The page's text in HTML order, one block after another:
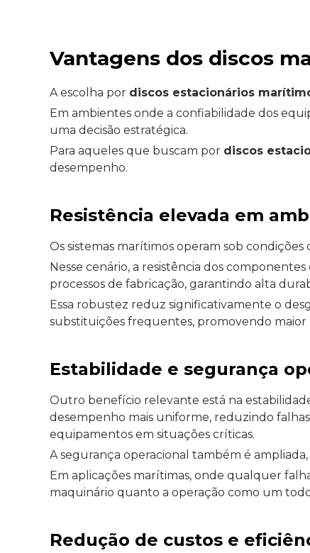
Vantagens dos discos
A escolha por discos estacionários
Em ambientes onde a confiabilidade dos
uma decisão estratégica.
Para aqueles que buscam por discos
desempenho.
Resistência elevada em
Os sistemas marítimos operam sob
Nesse cenário, a resistência dos
processos de fabricação, garantindo alta
Essa robustez reduz significativamente o
substituições frequentes, promovendo
Estabilidade e segurança
Outro benefício relevante está na
desempenho mais uniforme, reduzindo
equipamentos em situações críticas.
A segurança operacional também é
Em aplicações marítimas, onde qualquer
maquinário quanto a operação como um
Redução de custos e